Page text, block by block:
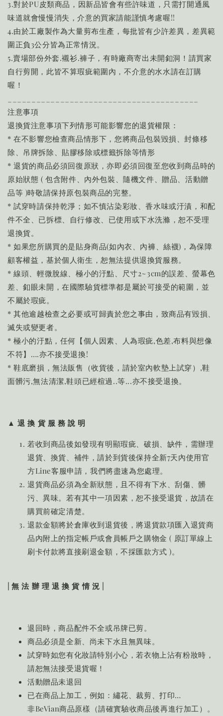
3.對於PU皮類商品，因新品皆會有些許味道，只需打開通風
味道就會慢慢消失，介意的買家請能謹慎考慮喔!!
4.由於工廠製作為大量剪布生產，每批皆有少許差異，差異範
圍正負3公分皆為正常情況。
5.賣場部份外套.襯衫.褲子，有時廠商寄出未開釦洞！請買家
自行剪開，此皆不算瑕疵範圍內，不介意的水水請在訂購
喔！
注意事項
退換貨注意事項下列情形可能影響您的退貨權限：
* 在不影響您檢查商品情形下，您將商品包裝毀損、封條移
除、吊牌拆除、貼膠移除或標籤拆除等情形
* 退貨的商品必須回復原狀，亦即必須回復至您收到商品時的
原始狀態 ( 包含附件、內外包裝、隨機文件、贈品、活動贈
品等 )時敬請保持原包裝商品的完整。
* 試穿時請保持乾淨；如不慎沾染彩妝、香水味或汙漬，和配
件不全、已拆標、自行修改、已使用或下水洗滌，恕不受理
退換貨。
* 如果您所購買的是貼身商品(如內衣、內褲、絲襪)，為保障
顧客權益，基於個人衛生，恕無法提供退換貨服務。
* 線頭、輕微脫線、極小的汙點、尺寸2~3cm的誤差、螢幕色
差、釦眼未開，在國際驗貨標準都是屬於可接受的範圍，並
不屬於瑕疵。
* 其他逾越檢查之必要或可歸責於您之事由，致商品有毀損、
滅失或變更者。
* 極小的汙點，任何【個人因素、人為瑕疵,色差,布料與想像
不符】….亦不接受退換!
* 鞋底磨損，無法販售（收貨後，請於室內軟墊上試穿）,鞋
面髒污,無法清潔,鞋頭已經楦過..等...亦不接受退換。
▲ 退 換 貨 服 務 說 明
若收到商品後如發現有明顯瑕疵、破損、缺件，需辦理
退貨、換貨、補件，請於到貨後保持全新7天內使用官
方Line客服申請，我們將盡速為您處理。
退貨商品必須為全新狀態，且不得有下水、刮傷、髒
污、異味。若有其中一項因素，恕不接受退貨，故請在
購買前確定清楚。
退款金額將於倉庫收到退貨後，將退貨款項匯入退貨商
品內附上的指定帳戶或會員帳戶之購物金 ( 原訂單線上
刷卡付款將直接刷退金額，不採匯款方式 )。
| 無 法 辦 理 退 換 貨 情 況 |
退回時，商品配件不全或吊牌已剪。
商品必須是全新、尚未下水且無異味。
試穿時如您有化妝請特別小心，若衣物上沾有粉妝時，
請恕無法接受退貨喔！
活動贈品未退回
已在商品上加工，例如：繡花、裁剪、打印…
非BeVian商品原樣（請確實驗收商品後再進行加工）。